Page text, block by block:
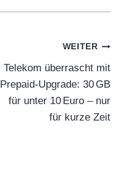
WEITER
Telekom überrascht mit
Prepaid-Upgrade: 30 GB
für unter 10 Euro – nur
für kurze Zeit